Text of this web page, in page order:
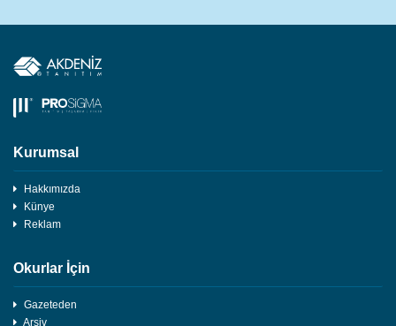
Kurumsal
Hakkımızda
Künye
Reklam
Okurlar İçin
Gazeteden
Arşiv